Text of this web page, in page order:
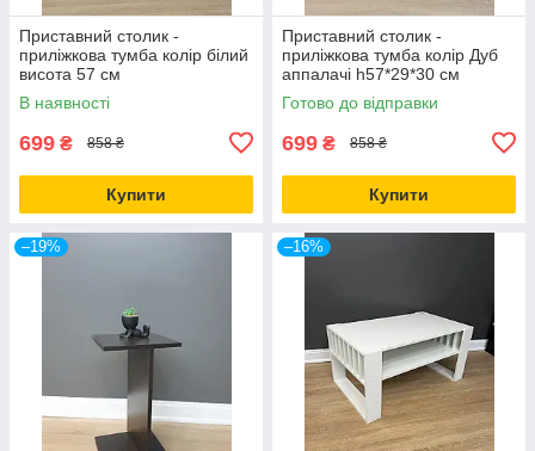
Приставний столик -
приліжкова тумба колір білий
висота 57 см
В наявності
699 ₴ 858 ₴
Купити
Приставний столик -
приліжкова тумба колір Дуб
аппалачі h57*29*30 см
Готово до відправки
699 ₴ 858 ₴
Купити
–19% –16%